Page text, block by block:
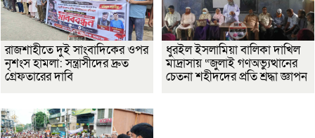
রাজশাহীতে দুই সাংবাদিকের ওপর
নৃশংস হামলা: সন্ত্রাসীদের দ্রুত
গ্রেফতারের দাবি
ধুরইল ইসলামিয়া বালিকা দাখিল
মাদ্রাসায় “জুলাই গণঅভ্যুত্থানের
চেতনা শহীদদের প্রতি শ্রদ্ধা জ্ঞাপন